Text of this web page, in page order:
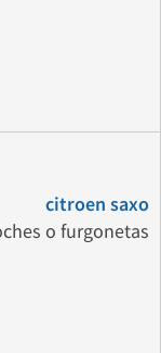
citroen saxo
o furgonetas